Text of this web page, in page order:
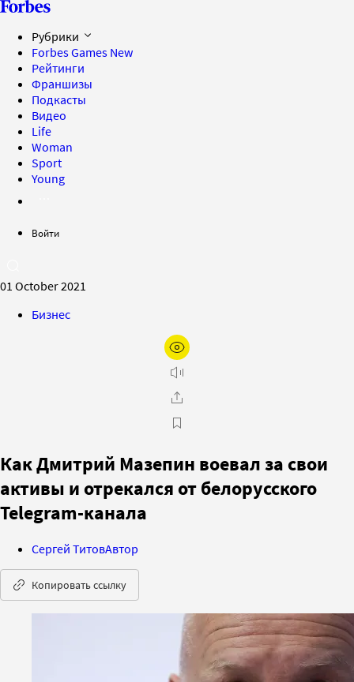
Рубрики
Forbes Games New
Рейтинги
Франшизы
Подкасты
Видео
Life
Woman
Sport
Young
Войти
01 October 2021
Бизнес
Как Дмитрий Мазепин воевал за свои
активы и отрекался от белорусского
Telegram-канала
Сергей ТитовАвтор
Копировать ссылку